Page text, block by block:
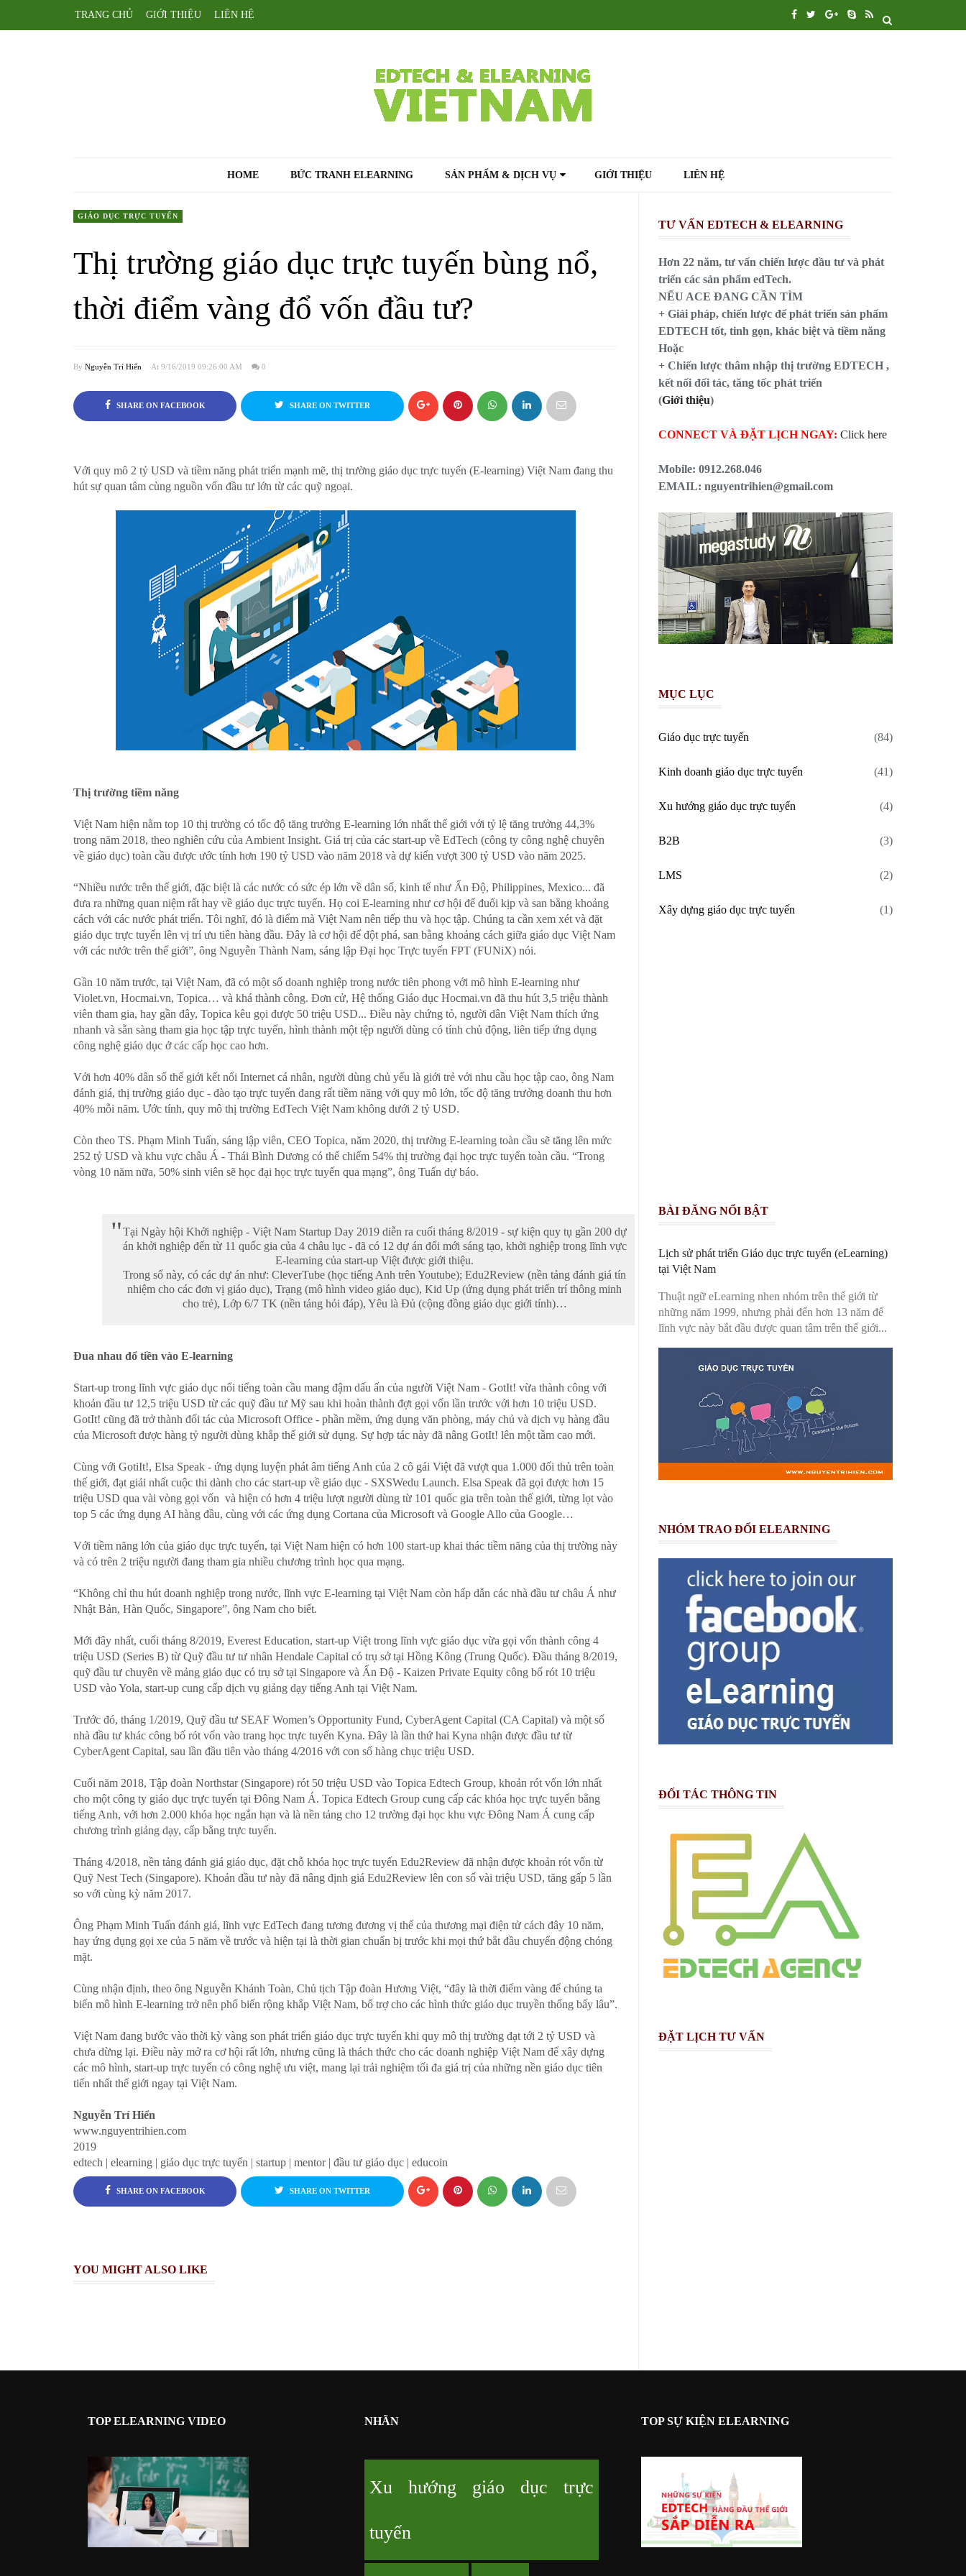
TRANG CHỦ GIỚI THIỆU LIÊN HỆ
HOME BỨC TRANH ELEARNING SẢN PHẨM & DỊCH VỤ GIỚI THIỆU LIÊN HỆ
GIÁO DỤC TRỰC TUYẾN
Thị trường giáo dục trực tuyến bùng nổ,
thời điểm vàng đổ vốn đầu tư?
By Nguyễn Trí Hiển At 9/16/2019 09:26:00 AM 0
SHARE ON FACEBOOK SHARE ON TWITTER
Với quy mô 2 tỷ USD và tiềm năng phát triển mạnh mẽ, thị trường giáo dục trực tuyến (E-learning) Việt Nam đang thu
hút sự quan tâm cùng nguồn vốn đầu tư lớn từ các quỹ ngoại.
Thị trường tiềm năng
Việt Nam hiện nằm top 10 thị trường có tốc độ tăng trưởng E-learning lớn nhất thế giới với tỷ lệ tăng trưởng 44,3%
trong năm 2018, theo nghiên cứu của Ambient Insight. Giá trị của các start-up về EdTech (công ty công nghệ chuyên
về giáo dục) toàn cầu được ước tính hơn 190 tỷ USD vào năm 2018 và dự kiến vượt 300 tỷ USD vào năm 2025.
“Nhiều nước trên thế giới, đặc biệt là các nước có sức ép lớn về dân số, kinh tế như Ấn Độ, Philippines, Mexico... đã
đưa ra những quan niệm rất hay về giáo dục trực tuyến. Họ coi E-learning như cơ hội để đuổi kịp và san bằng khoảng
cách với các nước phát triển. Tôi nghĩ, đó là điểm mà Việt Nam nên tiếp thu và học tập. Chúng ta cần xem xét và đặt
giáo dục trực tuyến lên vị trí ưu tiên hàng đầu. Đây là cơ hội để đột phá, san bằng khoảng cách giữa giáo dục Việt Nam
với các nước trên thế giới”, ông Nguyễn Thành Nam, sáng lập Đại học Trực tuyến FPT (FUNiX) nói.
Gần 10 năm trước, tại Việt Nam, đã có một số doanh nghiệp trong nước tiên phong với mô hình E-learning như
Violet.vn, Hocmai.vn, Topica… và khá thành công. Đơn cử, Hệ thống Giáo dục Hocmai.vn đã thu hút 3,5 triệu thành
viên tham gia, hay gần đây, Topica kêu gọi được 50 triệu USD... Điều này chứng tỏ, người dân Việt Nam thích ứng
nhanh và sẵn sàng tham gia học tập trực tuyến, hình thành một tệp người dùng có tính chủ động, liên tiếp ứng dụng
công nghệ giáo dục ở các cấp học cao hơn.
Với hơn 40% dân số thế giới kết nối Internet cá nhân, người dùng chủ yếu là giới trẻ với nhu cầu học tập cao, ông Nam
đánh giá, thị trường giáo dục - đào tạo trực tuyến đang rất tiềm năng với quy mô lớn, tốc độ tăng trưởng doanh thu hơn
40% mỗi năm. Ước tính, quy mô thị trường EdTech Việt Nam không dưới 2 tỷ USD.
Còn theo TS. Phạm Minh Tuấn, sáng lập viên, CEO Topica, năm 2020, thị trường E-learning toàn cầu sẽ tăng lên mức
252 tỷ USD và khu vực châu Á - Thái Bình Dương có thể chiếm 54% thị trường đại học trực tuyến toàn cầu. “Trong
vòng 10 năm nữa, 50% sinh viên sẽ học đại học trực tuyến qua mạng”, ông Tuấn dự báo.
Tại Ngày hội Khởi nghiệp - Việt Nam Startup Day 2019 diễn ra cuối tháng 8/2019 - sự kiện quy tụ gần 200 dự
án khởi nghiệp đến từ 11 quốc gia của 4 châu lục - đã có 12 dự án đổi mới sáng tạo, khởi nghiệp trong lĩnh vực
E-learning của start-up Việt được giới thiệu.
Trong số này, có các dự án như: CleverTube (học tiếng Anh trên Youtube); Edu2Review (nền tảng đánh giá tín
nhiệm cho các đơn vị giáo dục), Trạng (mô hình video giáo dục), Kid Up (ứng dụng phát triển trí thông minh
cho trẻ), Lớp 6/7 TK (nền tảng hỏi đáp), Yêu là Đủ (cộng đồng giáo dục giới tính)…
Đua nhau đổ tiền vào E-learning
Start-up trong lĩnh vực giáo dục nổi tiếng toàn cầu mang đậm dấu ấn của người Việt Nam - GotIt! vừa thành công với
khoản đầu tư 12,5 triệu USD từ các quỹ đầu tư Mỹ sau khi hoàn thành đợt gọi vốn lần trước với hơn 10 triệu USD.
GotIt! cũng đã trở thành đối tác của Microsoft Office - phần mềm, ứng dụng văn phòng, máy chủ và dịch vụ hàng đầu
của Microsoft được hàng tỷ người dùng khắp thế giới sử dụng. Sự hợp tác này đã nâng GotIt! lên một tầm cao mới.
Cùng với GotiIt!, Elsa Speak - ứng dụng luyện phát âm tiếng Anh của 2 cô gái Việt đã vượt qua 1.000 đối thủ trên toàn
thế giới, đạt giải nhất cuộc thi dành cho các start-up về giáo dục - SXSWedu Launch. Elsa Speak đã gọi được hơn 15
triệu USD qua vài vòng gọi vốn và hiện có hơn 4 triệu lượt người dùng từ 101 quốc gia trên toàn thế giới, từng lọt vào
top 5 các ứng dụng AI hàng đầu, cùng với các ứng dụng Cortana của Microsoft và Google Allo của Google…
Với tiềm năng lớn của giáo dục trực tuyến, tại Việt Nam hiện có hơn 100 start-up khai thác tiềm năng của thị trường này
và có trên 2 triệu người đang tham gia nhiều chương trình học qua mạng.
“Không chỉ thu hút doanh nghiệp trong nước, lĩnh vực E-learning tại Việt Nam còn hấp dẫn các nhà đầu tư châu Á như
Nhật Bản, Hàn Quốc, Singapore”, ông Nam cho biết.
Mới đây nhất, cuối tháng 8/2019, Everest Education, start-up Việt trong lĩnh vực giáo dục vừa gọi vốn thành công 4
triệu USD (Series B) từ Quỹ đầu tư tư nhân Hendale Capital có trụ sở tại Hồng Kông (Trung Quốc). Đầu tháng 8/2019,
quỹ đầu tư chuyên về mảng giáo dục có trụ sở tại Singapore và Ấn Độ - Kaizen Private Equity công bố rót 10 triệu
USD vào Yola, start-up cung cấp dịch vụ giảng dạy tiếng Anh tại Việt Nam.
Trước đó, tháng 1/2019, Quỹ đầu tư SEAF Women’s Opportunity Fund, CyberAgent Capital (CA Capital) và một số
nhà đầu tư khác công bố rót vốn vào trang học trực tuyến Kyna. Đây là lần thứ hai Kyna nhận được đầu tư từ
CyberAgent Capital, sau lần đầu tiên vào tháng 4/2016 với con số hàng chục triệu USD.
Cuối năm 2018, Tập đoàn Northstar (Singapore) rót 50 triệu USD vào Topica Edtech Group, khoản rót vốn lớn nhất
cho một công ty giáo dục trực tuyến tại Đông Nam Á. Topica Edtech Group cung cấp các khóa học trực tuyến bằng
tiếng Anh, với hơn 2.000 khóa học ngắn hạn và là nền tảng cho 12 trường đại học khu vực Đông Nam Á cung cấp
chương trình giảng dạy, cấp bằng trực tuyến.
Tháng 4/2018, nền tảng đánh giá giáo dục, đặt chỗ khóa học trực tuyến Edu2Review đã nhận được khoản rót vốn từ
Quỹ Nest Tech (Singapore). Khoản đầu tư này đã nâng định giá Edu2Review lên con số vài triệu USD, tăng gấp 5 lần
so với cùng kỳ năm 2017.
Ông Phạm Minh Tuấn đánh giá, lĩnh vực EdTech đang tương đương vị thế của thương mại điện tử cách đây 10 năm,
hay ứng dụng gọi xe của 5 năm về trước và hiện tại là thời gian chuẩn bị trước khi mọi thứ bắt đầu chuyển động chóng
mặt.
Cùng nhận định, theo ông Nguyễn Khánh Toàn, Chủ tịch Tập đoàn Hương Việt, “đây là thời điểm vàng để chúng ta
biến mô hình E-learning trở nên phổ biến rộng khắp Việt Nam, bổ trợ cho các hình thức giáo dục truyền thống bấy lâu”.
Việt Nam đang bước vào thời kỳ vàng son phát triển giáo dục trực tuyến khi quy mô thị trường đạt tới 2 tỷ USD và
chưa dừng lại. Điều này mở ra cơ hội rất lớn, nhưng cũng là thách thức cho các doanh nghiệp Việt Nam để xây dựng
các mô hình, start-up trực tuyến có công nghệ ưu việt, mang lại trải nghiệm tối đa giá trị của những nền giáo dục tiên
tiến nhất thế giới ngay tại Việt Nam.
Nguyễn Trí Hiển
www.nguyentrihien.com
2019
edtech | elearning | giáo dục trực tuyến | startup | mentor | đầu tư giáo dục | educoin
SHARE ON FACEBOOK SHARE ON TWITTER
YOU MIGHT ALSO LIKE
TƯ VẤN EDTECH & ELEARNING
Hơn 22 năm, tư vấn chiến lược đầu tư và phát
triển các sản phẩm edTech.
NẾU ACE ĐANG CẦN TÌM
+ Giải pháp, chiến lược để phát triển sản phẩm
EDTECH tốt, tinh gọn, khác biệt và tiềm năng
Hoặc
+ Chiến lược thâm nhập thị trường EDTECH ,
kết nối đối tác, tăng tốc phát triển
(Giới thiệu)
CONNECT VÀ ĐẶT LỊCH NGAY: Click here
Mobile: 0912.268.046
EMAIL: nguyentrihien@gmail.com
MỤC LỤC
Giáo dục trực tuyến (84)
Kinh doanh giáo dục trực tuyến (41)
Xu hướng giáo dục trực tuyến (4)
B2B (3)
LMS (2)
Xây dựng giáo dục trực tuyến (1)
BÀI ĐĂNG NỔI BẬT
Lịch sử phát triển Giáo dục trực tuyến (eLearning)
tại Việt Nam
Thuật ngữ eLearning nhen nhóm trên thế giới từ
những năm 1999, nhưng phải đến hơn 13 năm để
lĩnh vực này bắt đầu được quan tâm trên thế giới...
NHÓM TRAO ĐỔI ELEARNING
ĐỐI TÁC THÔNG TIN
ĐẶT LỊCH TƯ VẤN
TOP ELEARNING VIDEO NHÃN
Xu hướng giáo dục trực
tuyến
TOP SỰ KIỆN ELEARNING